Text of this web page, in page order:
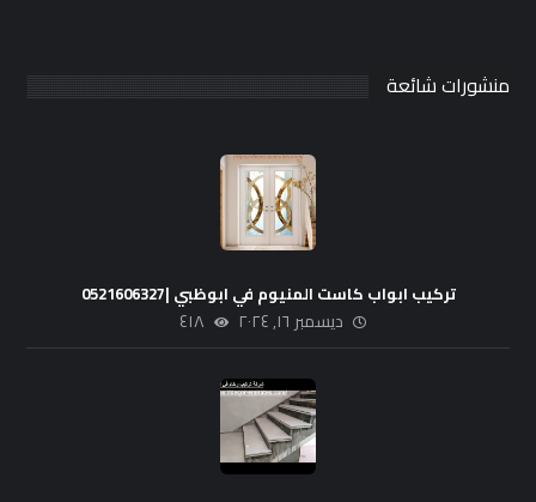
منشورات شائعة
تركيب ابواب كاست المنيوم في ابوظبي |0521606327
ديسمبر ١٦, ٢٠٢٤ ٤١٨